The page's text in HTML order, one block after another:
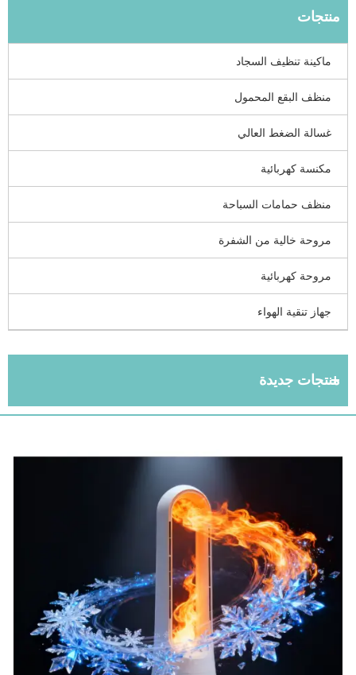
منتجات
ماكينة تنظيف السجاد
منظف ​​البقع المحمول
غسالة الضغط العالي
مكنسة كهربائية
منظف ​​حمامات السباحة
مروحة خالية من الشفرة
مروحة كهربائية
جهاز تنقية الهواء
منتجات جديدة